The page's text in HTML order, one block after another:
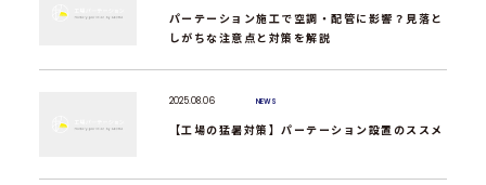
パーテーション施工で空調・配管に影響？見落と
しがちな注意点と対策を解説
2025.08.06 NEWS
【工場の猛暑対策】パーテーション設置のススメ